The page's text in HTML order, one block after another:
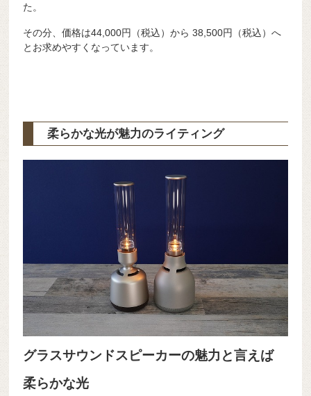
た。
その分、価格は44,000円（税込）から 38,500円（税込）へ
とお求めやすくなっています。
柔らかな光が魅力のライティング
グラスサウンドスピーカーの魅力と言えば
柔らかな光